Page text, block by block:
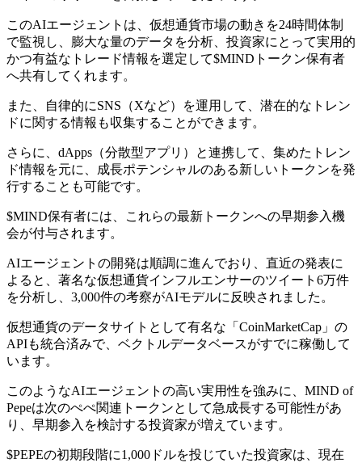
このAIエージェントは、仮想通貨市場の動きを24時間体制
で監視し、膨大な量のデータを分析、投資家にとって実用的
かつ有益なトレード情報を選定して$MINDトークン保有者
へ共有してくれます。
また、自律的にSNS（Xなど）を運用して、潜在的なトレン
ドに関する情報も収集することができます。
さらに、dApps（分散型アプリ）と連携して、集めたトレン
ド情報を元に、成長ポテンシャルのある新しいトークンを発
行することも可能です。
$MIND保有者には、これらの最新トークンへの早期参入機
会が付与されます。
AIエージェントの開発は順調に進んでおり、直近の発表に
よると、著名な仮想通貨インフルエンサーのツイート6万件
を分析し、3,000件の考察がAIモデルに反映されました。
仮想通貨のデータサイトとして有名な「CoinMarketCap」の
APIも統合済みで、ベクトルデータベースがすでに稼働して
います。
このようなAIエージェントの高い実用性を強みに、MIND of
Pepeは次のぺぺ関連トークンとして急成長する可能性があ
り、早期参入を検討する投資家が増えています。
$PEPEの初期段階に1,000ドルを投じていた投資家は、現在